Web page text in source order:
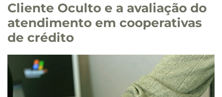
Cliente Oculto e a avaliação do
atendimento em cooperativas
de crédito